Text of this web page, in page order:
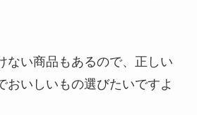
ない商品もあるので、正しい
おいしいもの選びたいですよ